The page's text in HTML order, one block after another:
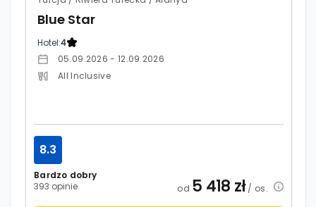
Blue Star
Hotel:4
05.09.2026 - 12.09.2026
All Inclusive
Bardzo dobry
393 opinie
8.3
od 5 418 zł/ os.